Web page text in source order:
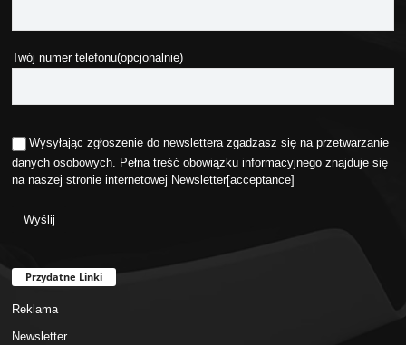
Twój numer telefonu(opcjonalnie)
Wysyłając zgłoszenie do newslettera zgadzasz się na przetwarzanie
danych osobowych. Pełna treść obowiązku informacyjnego znajduje się
na naszej stronie internetowej Newsletter[acceptance]
Przydatne Linki
Reklama
Newsletter